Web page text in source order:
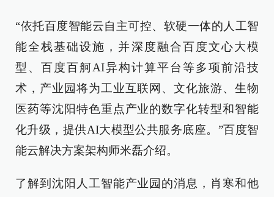
“依托百度智能云自主可控、软硬一体的人工智
能全栈基础设施，并深度融合百度文心大模
型、百度百舸AI异构计算平台等多项前沿技
术，产业园将为工业互联网、文化旅游、生物
医药等沈阳特色重点产业的数字化转型和智能
化升级，提供AI大模型公共服务底座。”百度智
能云解决方案架构师米磊介绍。
了解到沈阳人工智能产业园的消息，肖寒和他